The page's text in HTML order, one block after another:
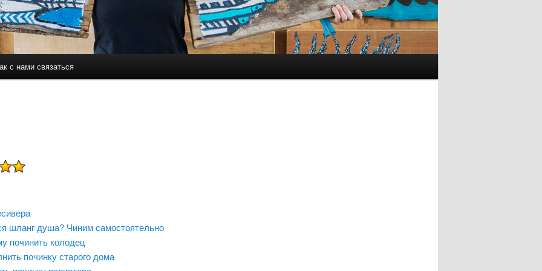
содержимому
с нами связаться
шланг душа? Чиним самостоятельно
починить колодец
починку старого дома